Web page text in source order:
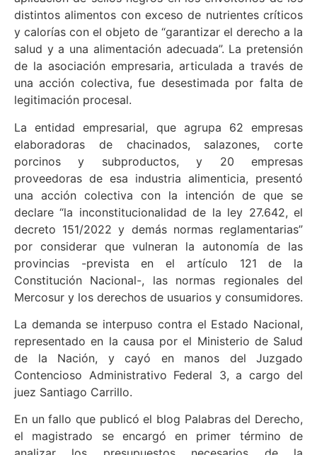
distintos alimentos con exceso de nutrientes críticos
y calorías con el objeto de “garantizar el derecho a la
salud y a una alimentación adecuada”. La pretensión
de la asociación empresaria, articulada a través de
una acción colectiva, fue desestimada por falta de
legitimación procesal.
La entidad empresarial, que agrupa 62 empresas
elaboradoras de chacinados, salazones, corte
porcinos y subproductos, y 20 empresas
proveedoras de esa industria alimenticia, presentó
una acción colectiva con la intención de que se
declare “la inconstitucionalidad de la ley 27.642, el
decreto 151/2022 y demás normas reglamentarias”
por considerar que vulneran la autonomía de las
provincias -prevista en el artículo 121 de la
Constitución Nacional-, las normas regionales del
Mercosur y los derechos de usuarios y consumidores.
La demanda se interpuso contra el Estado Nacional,
representado en la causa por el Ministerio de Salud
de la Nación, y cayó en manos del Juzgado
Contencioso Administrativo Federal 3, a cargo del
juez Santiago Carrillo.
En un fallo que publicó el blog Palabras del Derecho,
el magistrado se encargó en primer término de